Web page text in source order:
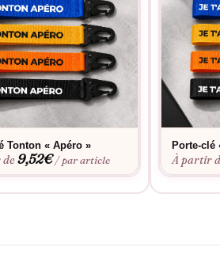
Tonton « Apéro »
9,52€ / par article
Porte-clé
À partir